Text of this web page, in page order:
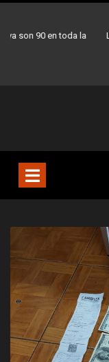
Los stands móviles